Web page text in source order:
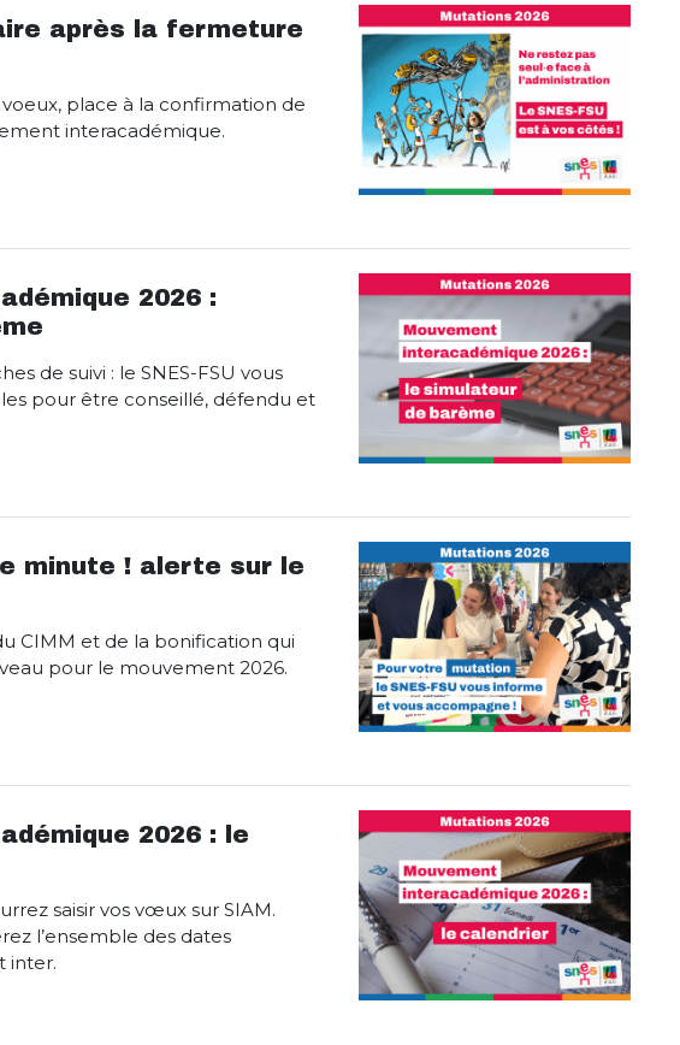
après la fermeture
place à la confirmation de
interacadémique.
2026 :
de suivi : le SNES-FSU vous
pour être conseillé, défendu et
minute ! alerte sur le
CIMM et de la bonification qui
pour le mouvement 2026.
2026 : le
saisir vos vœux sur SIAM.
l’ensemble des dates
inter.